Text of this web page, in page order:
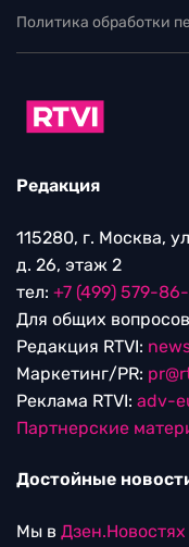
Политика обработки
Редакция
115280, г. Москва,
д. 26, этаж 2
тел: +7 (499) 579-
Для общих
Редакция RTVI:
Маркетинг/PR:
Реклама RTVI: adv-
Партнерские
Достойные
Мы в Дзен.Новостях